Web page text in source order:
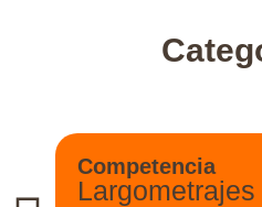
Competencia